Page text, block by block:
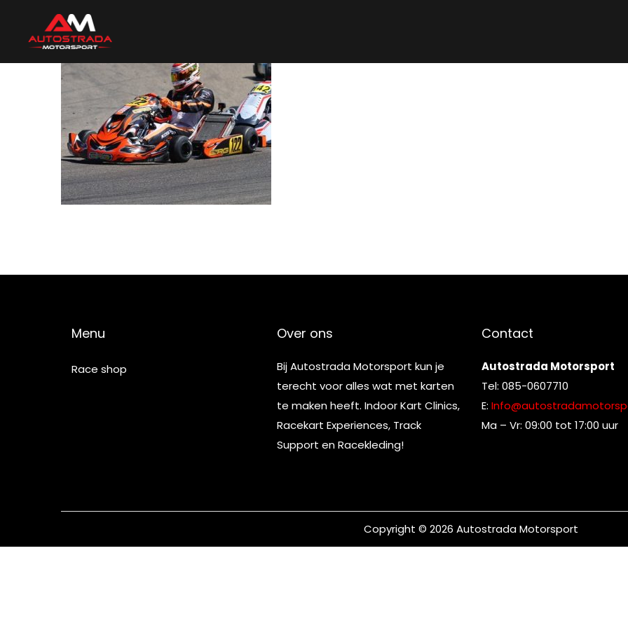
Menu
Race shop
Over ons
Bij Autostrada Motorsport kun je
terecht voor alles wat met karten
te maken heeft. Indoor Kart Clinics,
Racekart Experiences, Track
Support en Racekleding!
Contact
Autostrada Motorsport
Tel: 085-0607710
E:
Ma – Vr: 09:00 tot 17:00 uur
Copyright © 2026 Autostrada Motorsport